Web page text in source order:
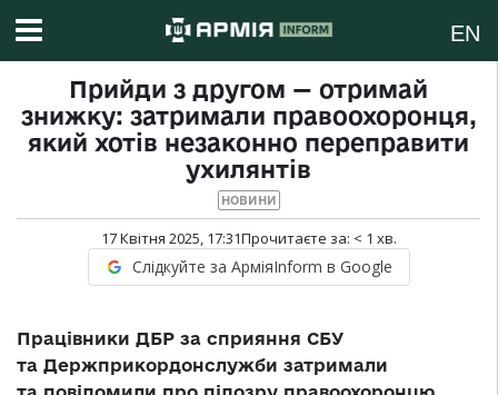
EN
Прийди з другом — отримай
знижку: затримали правоохоронця,
який хотів незаконно переправити
ухилянтів
НОВИНИ
17 Квітня 2025, 17:31Прочитаєте за: < 1 хв.
Слідкуйте за АрміяInform в Google
Працівники ДБР за сприяння СБУ
та Держприкордонслужби затримали